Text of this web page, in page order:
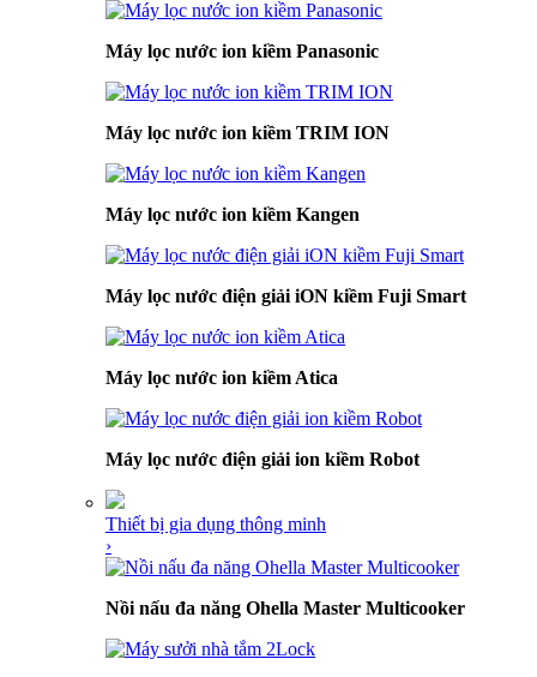
Máy lọc nước ion kiềm Panasonic
Máy lọc nước ion kiềm TRIM ION
Máy lọc nước ion kiềm Kangen
Máy lọc nước điện giải iON kiềm Fuji Smart
Máy lọc nước ion kiềm Atica
Máy lọc nước điện giải ion kiềm Robot
Thiết bị gia dụng thông minh
›
Nồi nấu đa năng Ohella Master Multicooker